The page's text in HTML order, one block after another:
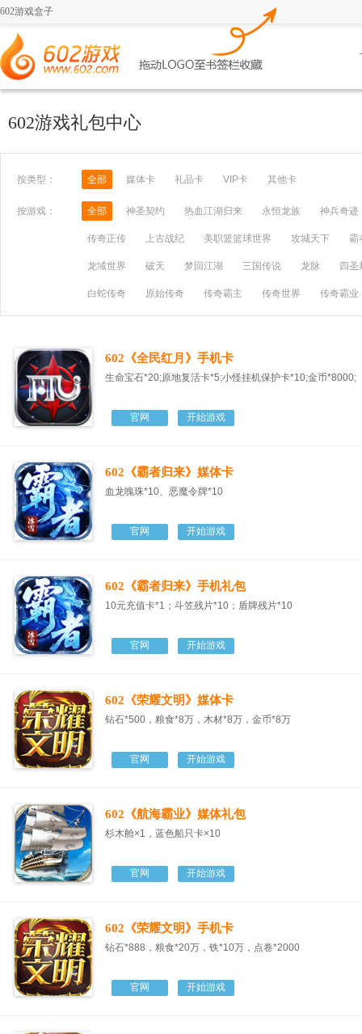
602游戏盒子
602游戏礼包中心
按类型： 全部 媒体卡 礼品卡 VIP卡 其他卡
按游戏： 全部 神圣契约 热血江湖归来 永恒龙族 神兵奇迹
传奇正传 上古战纪 美职篮篮球世界 攻城天下 霸
龙域世界 破天 梦回江湖 三国传说 龙脉 四圣
白蛇传奇 原始传奇 传奇霸主 传奇世界 传奇霸业
602《全民红月》手机卡
生命宝石*20;原地复活卡*5;小怪挂机保护卡*10;金币*8000;
官网 开始游戏
602《霸者归来》媒体卡
血龙魄珠*10、恶魔令牌*10
官网 开始游戏
602《霸者归来》手机礼包
10元充值卡*1；斗笠残片*10；盾牌残片*10
官网 开始游戏
602《荣耀文明》媒体卡
钻石*500，粮食*8万，木材*8万，金币*8万
官网 开始游戏
602《航海霸业》媒体礼包
杉木舱×1，蓝色船只卡×10
官网 开始游戏
602《荣耀文明》手机卡
钻石*888，粮食*20万，铁*10万，点卷*2000
官网 开始游戏